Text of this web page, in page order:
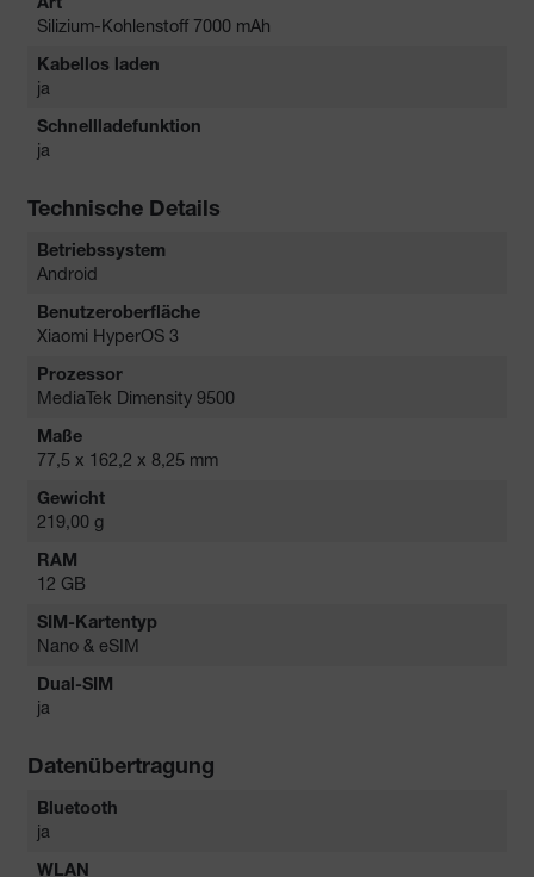
Art
Silizium-Kohlenstoff 7000 mAh
Kabellos laden
ja
Schnellladefunktion
ja
Technische Details
Betriebssystem
Android
Benutzeroberfläche
Xiaomi HyperOS 3
Prozessor
MediaTek Dimensity 9500
Maße
77,5 x 162,2 x 8,25 mm
Gewicht
219,00 g
RAM
12 GB
SIM-Kartentyp
Nano & eSIM
Dual-SIM
ja
Datenübertragung
Bluetooth
ja
WLAN